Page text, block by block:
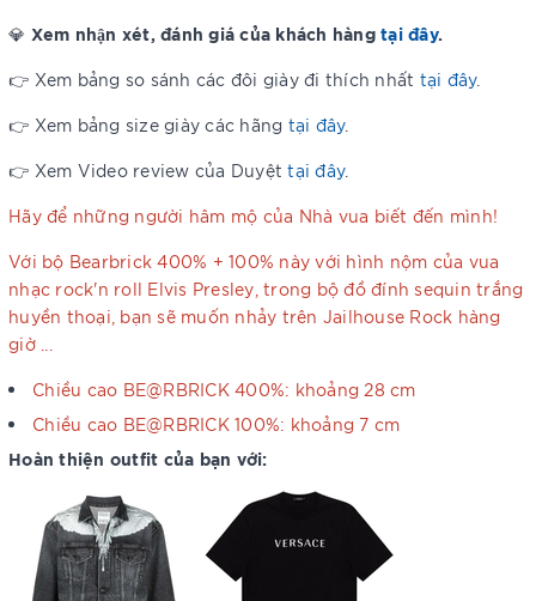
💎 Xem nhận xét, đánh giá của khách hàng tại đây.
👉 Xem bảng so sánh các đôi giày đi thích nhất tại đây.
👉 Xem bảng size giày các hãng tại đây.
👉 Xem Video review của Duyệttại đây.
Hãy để những người hâm mộ của Nhà vua biết đến mình!
Với bộ Bearbrick 400% + 100% này với hình nộm của vua
nhạc rock'n roll Elvis Presley, trong bộ đồ đính sequin trắng
huyền thoại, bạn sẽ muốn nhảy trên Jailhouse Rock hàng
giờ ...
Chiều cao BE@RBRICK 400%: khoảng 28 cm
Chiều cao BE@RBRICK 100%: khoảng 7 cm
Hoàn thiện outfit của bạn với: